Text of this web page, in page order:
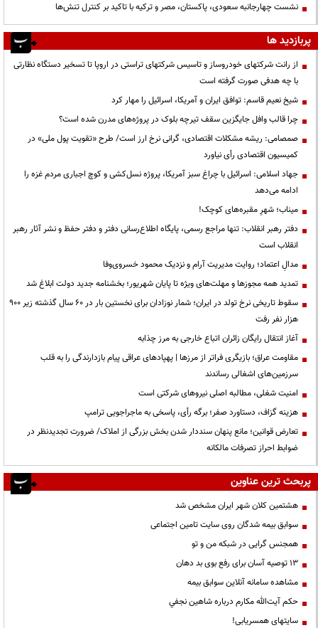
نشست چهارجانبه سعودی، پاکستان، مصر و ترکیه با تاکید بر کنترل تنش‌ها
پربازدید ها
از رانت‌ شرکتهای خودروساز و تاسیس شرکتهای تراستی در اروپا تا تسخیر دستگاه نظارتی
با چه هدفی صورت گرفته است
شیخ نعیم قاسم: توافق ایران و آمریکا، اسرائیل را مهار کرد
چرا قالب وافل جایگزین سقف تیرچه بلوک در پروژه‌های مدرن شده است؟
صمصامی: ریشه مشکلات اقتصادی، گرانی نرخ ارز است/ طرح «تقویت پول ملی» در
کمیسیون اقتصادی رأی نیاورد
جهاد اسلامی: اسرائیل با چراغ سبز آمریکا، پروژه نسل‌کشی و کوچ اجباری مردم غزه را
ادامه می‌دهد
میناب؛ شهرِ مقبره‌های کوچک!
دفتر رهبر انقلاب: تنها مراجع رسمی، پایگاه اطلاع‌رسانی دفتر و دفتر حفظ و نشر آثار رهبر
انقلاب است
مدالِ اعتماد؛ روایت مدیریت آرام و نزدیک محمود خسروی‌وفا
تمدید همه مجوزها و مهلت‌های ویژه تا پایان شهریور؛ بخشنامه جدید دولت ابلاغ شد
سقوط تاریخی نرخ تولد در ایران؛ شمار نوزادان برای نخستین بار در ۶۰ سال گذشته زیر ۹۰۰
هزار نفر رفت
آغاز انتقال رایگان زائران اتباع خارجی به مرز چذابه
مقاومت عراق؛ بازیگری فراتر از مرزها | پهپادهای عراقی پیام بازدارندگی را به قلب
سرزمین‌های اشغالی رساندند
‌امنیت شغلی، مطالبه اصلی نیروهای شرکتی است
هزینه گزاف، دستاورد صفر؛ برگه رأی، پاسخی به ماجراجویی ترامپ
تعارض قوانین؛ مانع پنهان سنددار شدن بخش بزرگی از املاک/ ضرورت تجدیدنظر در
ضوابط احراز تصرفات مالکانه
پربحث ترین عناوین
هشتمین کلان شهر ایران مشخص شد
سوابق بیمه شدگان روی سایت تامین اجتماعی
همجنس گرایی در شبکه من و تو
13 توصیه آسان برای رفع بوی بد دهان
مشاهده سامانه آنلاين سوابق بیمه
حكم آيت‌الله مكارم درباره شاهين نجفي
سایتهای همسریابی!